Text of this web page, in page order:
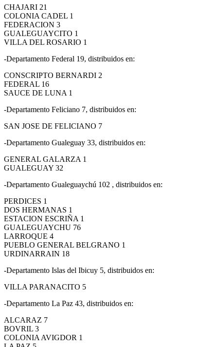
CHAJARI 21
COLONIA CADEL 1
FEDERACION 3
GUALEGUAYCITO 1
VILLA DEL ROSARIO 1
-Departamento Federal 19, distribuidos en:
CONSCRIPTO BERNARDI 2
FEDERAL 16
SAUCE DE LUNA 1
-Departamento Feliciano 7, distribuidos en:
SAN JOSE DE FELICIANO 7
-Departamento Gualeguay 33, distribuidos en:
GENERAL GALARZA 1
GUALEGUAY 32
-Departamento Gualeguaychú 102 , distribuidos en:
PERDICES 1
DOS HERMANAS 1
ESTACION ESCRIÑA 1
GUALEGUAYCHU 76
LARROQUE 4
PUEBLO GENERAL BELGRANO 1
URDINARRAIN 18
-Departamento Islas del Ibicuy 5, distribuidos en:
VILLA PARANACITO 5
-Departamento La Paz 43, distribuidos en:
ALCARAZ 7
BOVRIL 3
COLONIA AVIGDOR 1